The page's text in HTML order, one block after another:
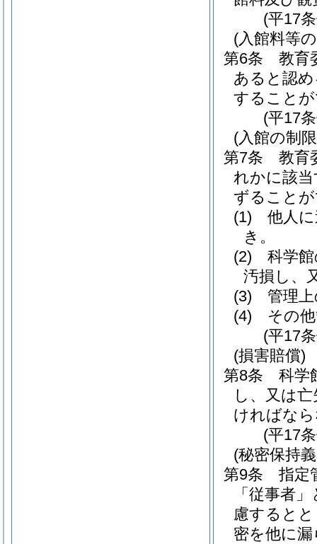
(平17
(入館料等
第6条
教育
あると認
すること
(平17
(入館の制
第7条
教育
れかに該
ずること
(1)
他人
き。
(2)
科学
汚損し、
(3)
管理
(4)
その
(平17
(損害賠償)
第8条
科学
し、又は
ければな
(平17
(秘密保持
第9条
指定
「従事者
慮すると
密を他に